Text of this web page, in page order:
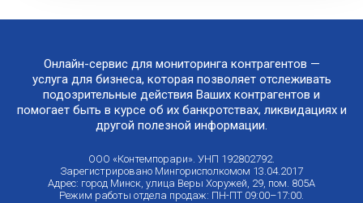
Онлайн-сервис для мониторинга контрагентов —
услуга для бизнеса, которая позволяет отслеживать
подозрительные действия Ваших контрагентов и
помогает быть в курсе об их банкротствах, ликвидациях и
другой полезной информации.
ООО «Контемпорари». УНП 192802792.
Зарегистрировано Мингорисполкомом 13.04.2017
Адрес: город Минск, улица Веры Хоружей, 29, пом. 805А
Режим работы отдела продаж: ПН-ПТ 09:00–17:00.